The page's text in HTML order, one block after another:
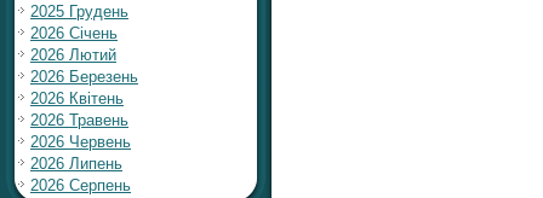
2025 Грудень
2026 Січень
2026 Лютий
2026 Березень
2026 Квітень
2026 Травень
2026 Червень
2026 Липень
2026 Серпень